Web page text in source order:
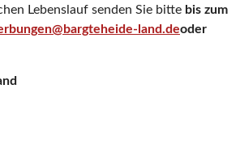
Lebenslauf senden Sie bitte bis zum
land.deoder